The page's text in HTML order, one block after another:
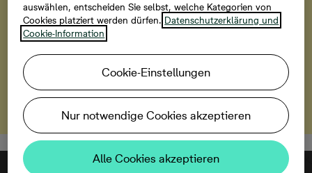
familien- und altersgerechte Wohnformen zu schaffen.
Das Projekt Cityterrassen liegt im innerstädtischen
Sanierungsgebiet und wird von der ILB gefördert.
Zu den Wohnungen und Häusern
auswählen, entscheiden Sie selbst, welche Kategorien von
Cookies platziert werden dürfen. Datenschutzerklärung und
Cookie-Information
Cookie-Einstellungen
Nur notwendige Cookies akzeptieren
Alle Cookies akzeptieren